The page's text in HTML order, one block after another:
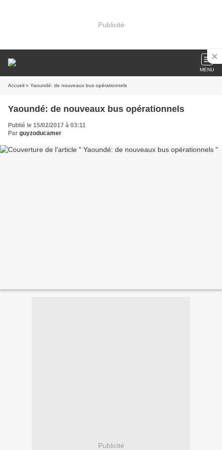
Publicité
MENU
Accueil » Yaoundé: de nouveaux bus opérationnels
Yaoundé: de nouveaux bus opérationnels
Publié le 15/02/2017 à 03:11
Par guyzoducamer
Publicité